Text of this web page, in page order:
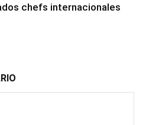
chefs internacionales